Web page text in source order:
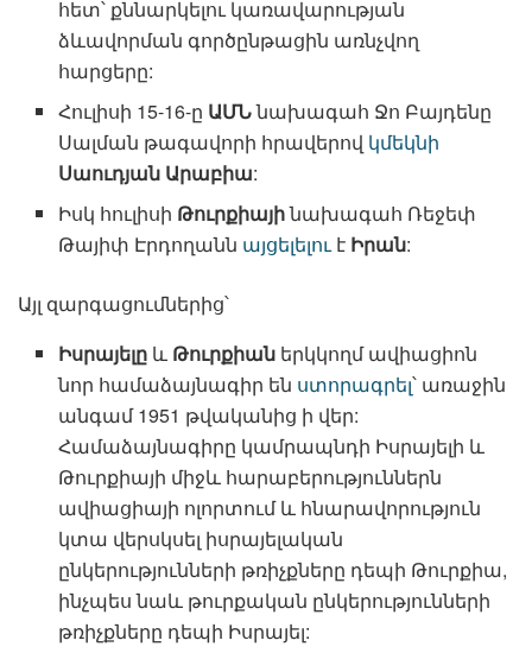
հետ՝ քննարկելու կառավարության
ձևավորման գործընթացին առնչվող
հարցերը:
Հուլիսի 15-16-ը ԱՄՆնախագահ Ջո Բայդենը
Սալման թագավորի հրավերով կմեկնի
Սաուդյան Արաբիա:
Իսկ հուլիսի Թուրքիայինախագահ Ռեջեփ
Թայիփ Էրդողանն այցելելուէ Իրան:
Այլ զարգացումներից՝
Իսրայելը և Թուրքիան երկկողմ ավիացիոն
նոր համաձայնագիր են ստորագրել՝ առաջին
անգամ 1951 թվականից ի վեր:
Համաձայնագիրը կամրապնդի Իսրայելի և
Թուրքիայի միջև հարաբերություններն
ավիացիայի ոլորտում և հնարավորություն
կտա վերսկսել իսրայելական
ընկերությունների թռիչքները դեպի Թուրքիա,
ինչպես նաև թուրքական ընկերությունների
թռիչքները դեպի Իսրայել: